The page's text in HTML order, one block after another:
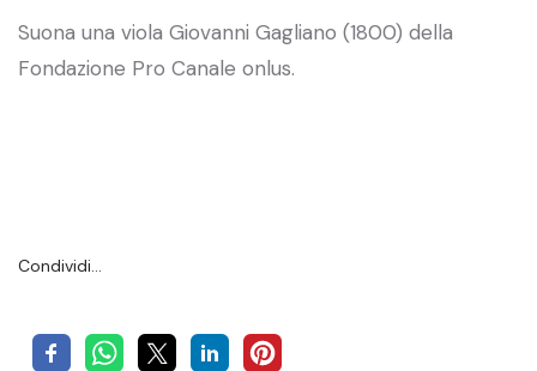
Suona una viola Giovanni Gagliano (1800) della
Fondazione Pro Canale onlus.
Condividi…